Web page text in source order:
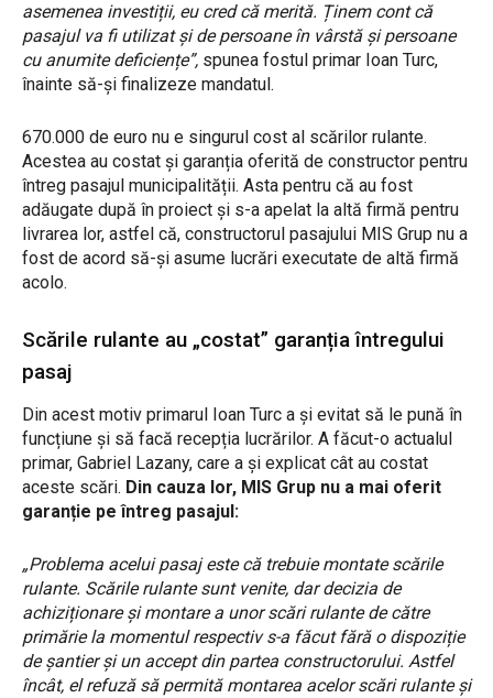
asemenea investiții, eu cred că merită. Ținem cont că
pasajul va fi utilizat și de persoane în vârstă și persoane
cu anumite deficiențe”, spunea fostul primar Ioan Turc,
înainte să-și finalizeze mandatul.
670.000 de euro nu e singurul cost al scărilor rulante.
Acestea au costat și garanția oferită de constructor pentru
întreg pasajul municipalității. Asta pentru că au fost
adăugate după în proiect și s-a apelat la altă firmă pentru
livrarea lor, astfel că, constructorul pasajului MIS Grup nu a
fost de acord să-și asume lucrări executate de altă firmă
acolo.
Scările rulante au „costat” garanția întregului
pasaj
Din acest motiv primarul Ioan Turc a și evitat să le pună în
funcțiune și să facă recepția lucrărilor. A făcut-o actualul
primar, Gabriel Lazany, care a și explicat cât au costat
aceste scări. Din cauza lor, MIS Grup nu a mai oferit
garanție pe întreg pasajul:
„Problema acelui pasaj este că trebuie montate scările
rulante. Scările rulante sunt venite, dar decizia de
achiziționare și montare a unor scări rulante de către
primărie la momentul respectiv s-a făcut fără o dispoziție
de șantier și un accept din partea constructorului. Astfel
încât, el refuză să permită montarea acelor scări rulante și